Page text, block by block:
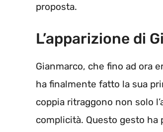
proposta.
L’apparizione di
Gianmarco, che fino ad ora
ha finalmente fatto la sua
coppia ritraggono non solo
complicità. Questo gesto